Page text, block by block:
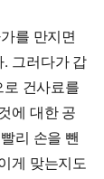
를 만지면
그러다가 갑
로 건사료를
에 대한 공
리 손을 뺀
게 맞는지도